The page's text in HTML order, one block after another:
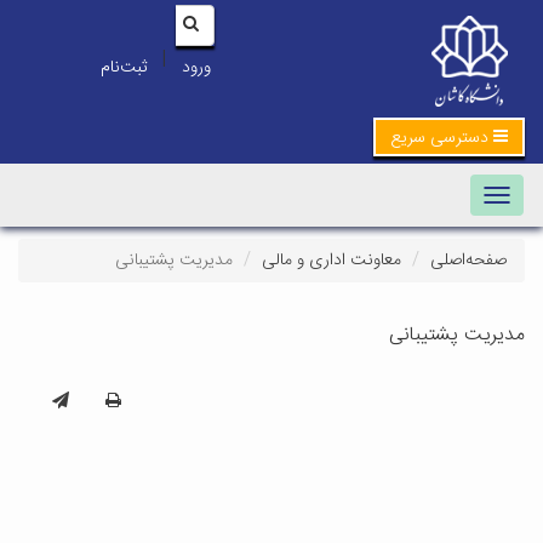
ورود | ثبت‌نام
دسترسی سریع
Toggle navigation
صفحه‌اصلی معاونت اداری و مالی مدیریت پشتیبانی
مدیریت پشتیبانی